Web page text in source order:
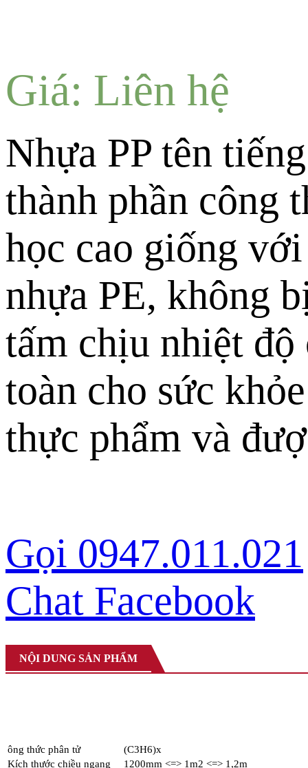
Giá: Liên hệ
Nhựa PP tên
thành phần công
học cao giống
nhựa PE, không
tấm chịu nhiệt độ
toàn cho sức
thực phẩm và
Gọi 0947.011.021
Chat Facebook
NỘI DUNG SẢN PHẨM
ông thức phân tử
(C3H6)x
Kích thước chiều ngang
1200mm <=> 1m2 <=> 1,2m